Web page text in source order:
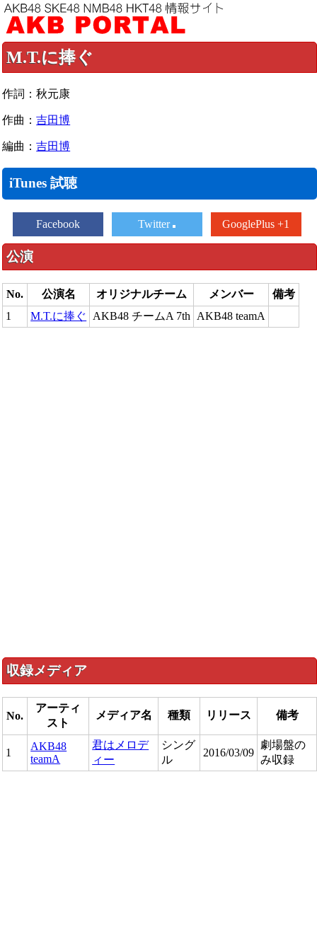
M.T.に捧ぐ
作詞：秋元康
作曲：吉田博
編曲：吉田博
iTunes 試聴
Facebook Twitter GooglePlus +1
公演
No. 公演名 オリジナルチーム メンバー
備考
1
M.T.に捧ぐ AKB48 チームA 7th AKB48 teamA
収録メディア
No.
アーティ
スト
メディア名 種類 リリース 備考
1
AKB48
teamA
君はメロデ
ィー
シング
ル
2016/03/09
劇場盤の
み収録